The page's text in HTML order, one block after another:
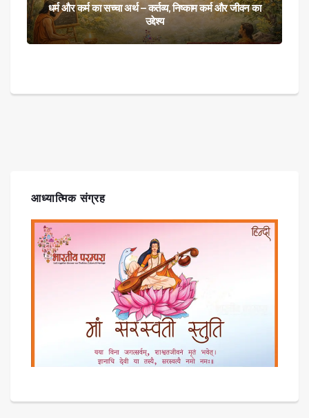
लोकतंत्र और भारतीय ज्ञान परंपरा | वैदिक जड़ें, संविधान और
आधुनिक भारत
आध्यात्मिक संग्रह